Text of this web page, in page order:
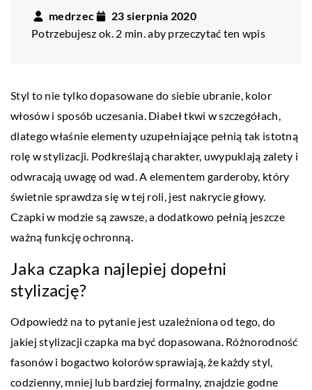
medrzec
23 sierpnia 2020
Potrzebujesz ok. 2 min. aby przeczytać ten wpis
Styl to nie tylko dopasowane do siebie ubranie, kolor
włosów i sposób uczesania. Diabeł tkwi w szczegółach,
dlatego właśnie elementy uzupełniające pełnią tak istotną
rolę w stylizacji. Podkreślają charakter, uwypuklają zalety i
odwracają uwagę od wad. A elementem garderoby, który
świetnie sprawdza się w tej roli, jest nakrycie głowy.
Czapki w modzie są zawsze, a dodatkowo pełnią jeszcze
ważną funkcję ochronną.
Jaka czapka najlepiej dopełni
stylizację?
Odpowiedź na to pytanie jest uzależniona od tego, do
jakiej stylizacji czapka ma być dopasowana. Różnorodność
fasonów i bogactwo kolorów sprawiają, że każdy styl,
codzienny, mniej lub bardziej formalny, znajdzie godne